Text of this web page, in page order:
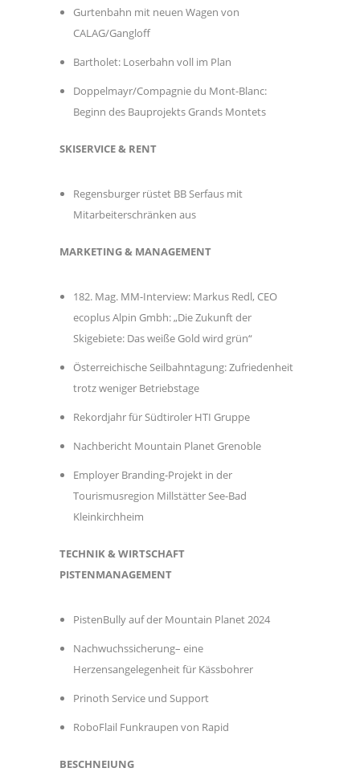
Gurtenbahn mit neuen Wagen von
CALAG/Gangloff
Bartholet: Loserbahn voll im Plan
Doppelmayr/Compagnie du Mont-Blanc:
Beginn des Bauprojekts Grands Montets
SKISERVICE & RENT
Regensburger rüstet BB Serfaus mit
Mitarbeiterschränken aus
MARKETING & MANAGEMENT
182. Mag. MM-Interview: Markus Redl, CEO
ecoplus Alpin Gmbh: „Die Zukunft der
Skigebiete: Das weiße Gold wird grün“
Österreichische Seilbahntagung: Zufriedenheit
trotz weniger Betriebstage
Rekordjahr für Südtiroler HTI Gruppe
Nachbericht Mountain Planet Grenoble
Employer Branding-Projekt in der
Tourismusregion Millstätter See-Bad
Kleinkirchheim
TECHNIK & WIRTSCHAFT
PISTENMANAGEMENT
PistenBully auf der Mountain Planet 2024
Nachwuchssicherung– eine
Herzensangelegenheit für Kässbohrer
Prinoth Service und Support
RoboFlail Funkraupen von Rapid
BESCHNEIUNG